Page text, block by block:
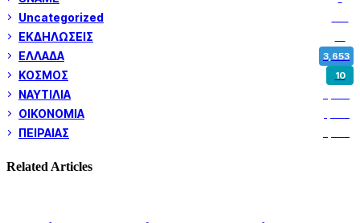
Uncategorized
ΕΚΔΗΛΩΣΕΙΣ
ΕΛΛΑΔΑ 3,653
ΚΟΣΜΟΣ 10
ΝΑΥΤΙΛΙΑ
ΟΙΚΟΝΟΜΙΑ
ΠΕΙΡΑΙΑΣ
Related Articles